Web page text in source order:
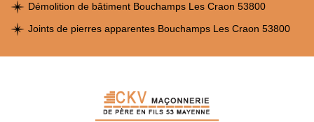
Démolition de bâtiment Bouchamps Les Craon 53800
Joints de pierres apparentes Bouchamps Les Craon 53800